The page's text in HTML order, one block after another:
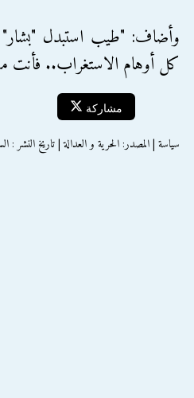
وأضاف: "طيب استبدل
كل أوهام الاستغراب.. فأنت
مشاركة
سياسة | المصدر: الحرية و العدالة | تاريخ النشر : السبت 28